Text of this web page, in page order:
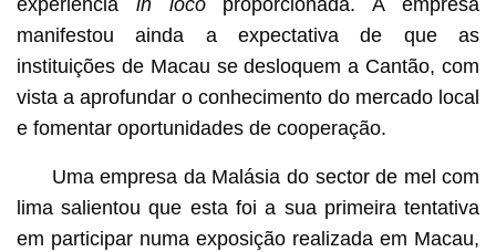
experiência in locoproporcionada. A empresa
manifestou ainda a expectativa de que as
instituições de Macau se desloquem a Cantão, com
vista a aprofundar o conhecimento do mercado local
e fomentar oportunidades de cooperação.
Uma empresa da Malásia do sector de mel com
lima salientou que esta foi a sua primeira tentativa
em participar numa exposição realizada em Macau,